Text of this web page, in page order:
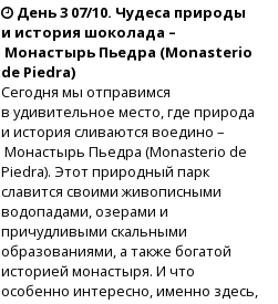
День 3 07/10. Чудеса природы
и история шоколада –
Монастырь Пьедра (Monasterio
de Piedra)
Сегодня мы отправимся
в удивительное место, где природа
и история сливаются воедино –
Монастырь Пьедра (Monasterio de
Piedra). Этот природный парк
славится своими живописными
водопадами, озерами и
причудливыми скальными
образованиями, а также богатой
историей монастыря. И что
особенно интересно, именно здесь,